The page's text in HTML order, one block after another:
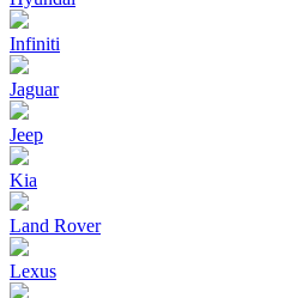
Infiniti
Jaguar
Jeep
Kia
Land Rover
Lexus